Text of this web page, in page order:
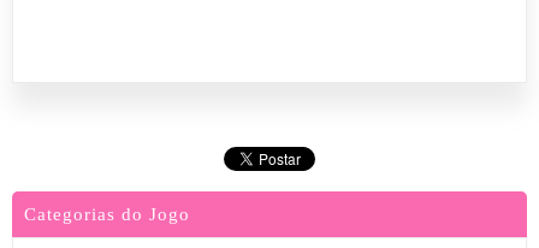
Categorias do Jogo